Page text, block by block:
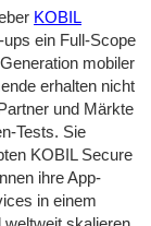
KOBIL
ups ein Full-Scope
mobiler
erhalten nicht
und Märkte
Tests. Sie
KOBIL Secure
ihre App-
in einem